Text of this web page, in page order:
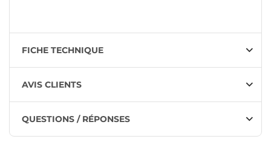
FICHE TECHNIQUE
AVIS CLIENTS
QUESTIONS / RÉPONSES